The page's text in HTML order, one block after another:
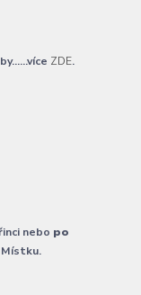
ZDE.
nebo po
Místku.